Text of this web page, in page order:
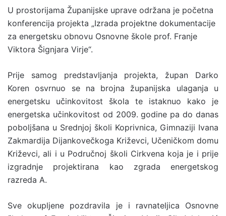
e
m
a
i
U prostorijama Županijske uprave održana je početna
konferencija projekta „Izrada projektne dokumentacije
za energetsku obnovu Osnovne škole prof. Franje
Viktora Šignjara Virje“.
Prije samog predstavljanja projekta, župan Darko
Koren osvrnuo se na brojna županijska ulaganja u
energetsku učinkovitost škola te istaknuo kako je
energetska učinkovitost od 2009. godine pa do danas
poboljšana u Srednjoj školi Koprivnica, Gimnaziji Ivana
Zakmardija Dijankovečkoga Križevci, Učeničkom domu
Križevci, ali i u Područnoj školi Cirkvena koja je i prije
izgradnje projektirana kao zgrada energetskog
razreda A.
Sve okupljene pozdravila je i ravnateljica Osnovne